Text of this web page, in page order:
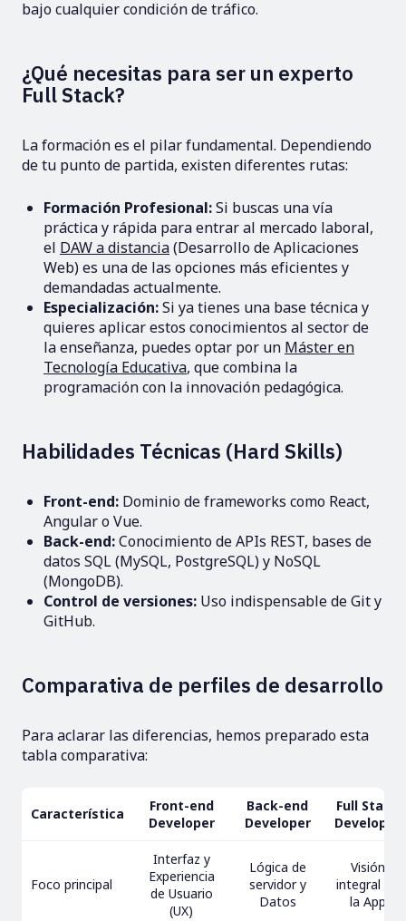
bajo cualquier condición de tráfico.
¿Qué necesitas para ser un experto
Full Stack?
La formación es el pilar fundamental. Dependiendo
de tu punto de partida, existen diferentes rutas:
Formación Profesional:Si buscas una vía
práctica y rápida para entrar al mercado laboral,
el DAW a distancia(Desarrollo de Aplicaciones
Web) es una de las opciones más eficientes y
demandadas actualmente.
Especialización:Si ya tienes una base técnica y
quieres aplicar estos conocimientos al sector de
la enseñanza, puedes optar por un Máster en
Tecnología Educativa, que combina la
programación con la innovación pedagógica.
Habilidades Técnicas (Hard Skills)
Front-end: Dominio de frameworks como React,
Angular o Vue.
Back-end:Conocimiento de APIs REST, bases de
datos SQL (MySQL, PostgreSQL) y NoSQL
(MongoDB).
Control de versiones: Uso indispensable de Git y
GitHub.
Comparativa de perfiles de desarrollo
Para aclarar las diferencias, hemos preparado esta
tabla comparativa:
Característica
Front-end
Developer
Back-end
Developer
Full Stack
Developer
Foco principal
Interfaz y
Experiencia
de Usuario
(UX)
Lógica de
servidor y
Datos
Visión
integral de
la App